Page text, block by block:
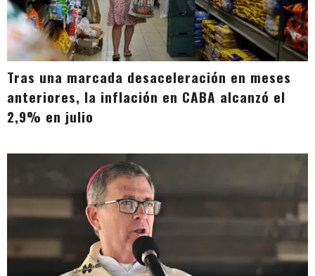
Tras una marcada desaceleración en meses
anteriores, la inflación en CABA alcanzó el
2,9% en julio